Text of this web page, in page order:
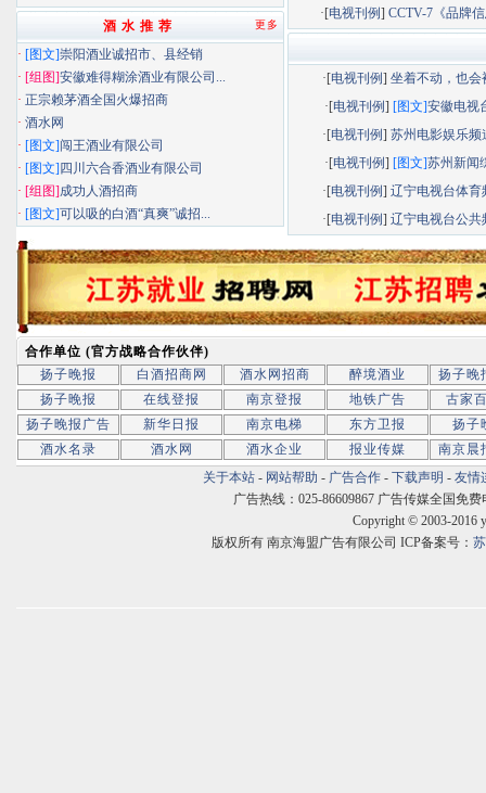
·[电视刊例] CCTV-7《品牌
·[电视刊例]坐着不动，也会
·[电视刊例] [图文]安徽电视
·[电视刊例]苏州电影娱乐频
·[电视刊例] [图文]苏州新闻
·[电视刊例]辽宁电视台体育
·[电视刊例]辽宁电视台公共
更多
酒 水 推 荐
· [图文]崇阳酒业诚招市、县经销
· [组图]安徽难得糊涂酒业有限公司...
· 正宗赖茅酒全国火爆招商
· 酒水网
· [图文]闯王酒业有限公司
· [图文] 四川六合香酒业有限公司
· [组图]成功人酒招商
· [图文]可以吸的白酒“真爽”诚招...
合作单位 (官方战略合作伙伴)
扬子晚报
白酒招商网 酒水网招商 醉境酒业
扬子晚
扬子晚报
在线登报 南京登报 地铁广告
古家
扬子晚报广告
新华日报 南京电梯 东方卫报
扬子
酒水名录
酒水网 酒水企业 报业传媒
南京晨
关于本站 - 网站帮助 - 广告合作 - 下载声明 - 友情
广告热线：025-86609867 广告传媒全国免费
Copyright © 2003-2016
版权所有 南京海盟广告有限公司 ICP备案号：